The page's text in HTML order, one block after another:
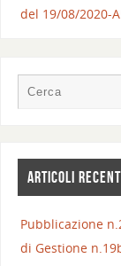
del 19/08/2020-
ARTICOLI RECENTI
Pubblicazione
di Gestione